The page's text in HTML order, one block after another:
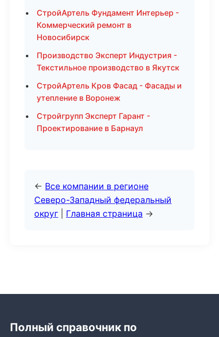
СтройАртель Фундамент Интерьер -
Коммерческий ремонт в
Новосибирск
Производство Эксперт Индустрия -
Текстильное производство в Якутск
СтройАртель Кров Фасад - Фасады и
утепление в Воронеж
Стройгрупп Эксперт Гарант -
Проектирование в Барнаул
← Все компании в регионе
Северо-Западный федеральный
округ
Главная страница →
Полный справочник по